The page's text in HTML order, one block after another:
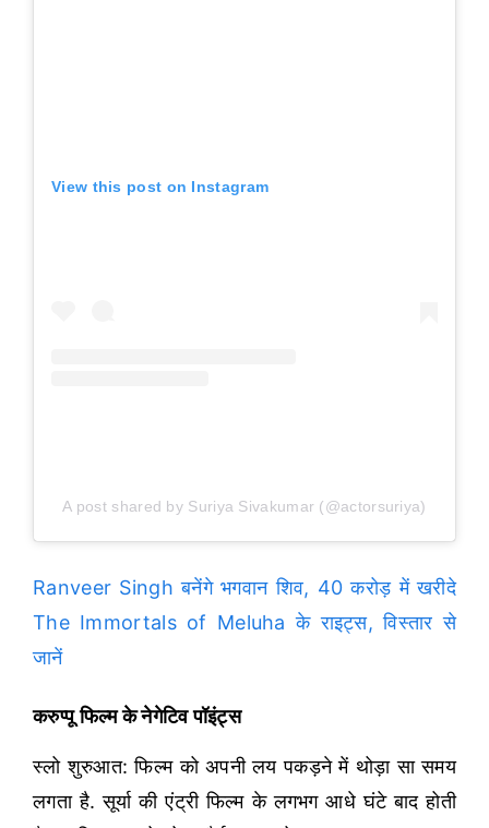
View this post on Instagram
A post shared by Suriya Sivakumar (@actorsuriya)
Ranveer Singh बनेंगे भगवान शिव, 40 करोड़ में खरीदे
The Immortals of Meluha के राइट्स, विस्तार से
जानें
करुप्पू फिल्म के नेगेटिव पॉइंट्स
स्लो शुरुआत: फिल्म को अपनी लय पकड़ने में थोड़ा सा समय
लगता है. सूर्या की एंट्री फिल्म के लगभग आधे घंटे बाद होती